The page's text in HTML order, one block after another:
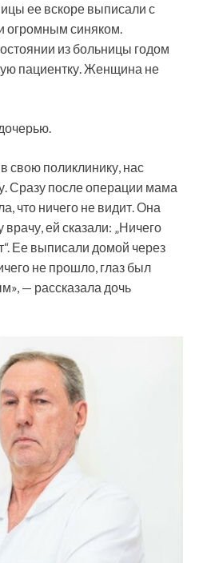
ее вскоре выписали с
огромным синяком.
из больницы годом
пациентку. Женщина не
свою поликлинику, нас
Сразу после операции мама
что ничего не видит. Она
ей сказали: „Ничего
Ее выписали домой через
не прошло, глаз был
— рассказала дочь